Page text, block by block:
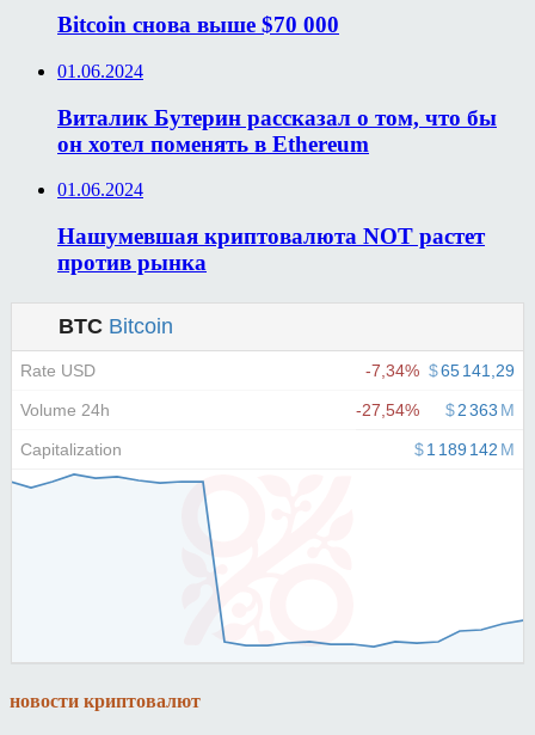
Bitcoin снова выше $70 000
01.06.2024
Виталик Бутерин рассказал о том, что бы
он хотел поменять в Ethereum
01.06.2024
Нашумевшая криптовалюта NOT растет
против рынка
новости криптовалют